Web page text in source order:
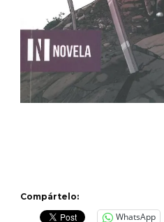
Compártelo:
WhatsApp